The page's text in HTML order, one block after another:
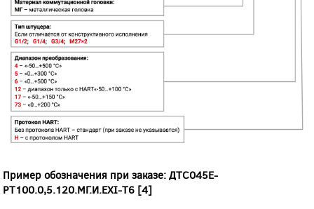
Пример обозначения при заказе: ДТС045Е-
РТ100.0,5.120.МГ.И.EXI-Т6 [4]